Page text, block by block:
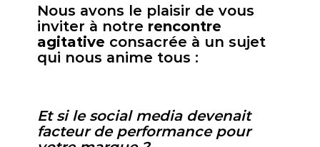
Nous avons le plaisir de vous
inviter à notre rencontre
agitative consacrée à un sujet
qui nous anime tous :
Et si le social media devenait
facteur de performance pour